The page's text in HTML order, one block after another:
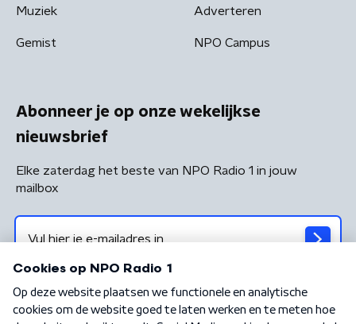
Muziek
Gemist
Adverteren
NPO Campus
Abonneer je op onze wekelijkse
nieuwsbrief
Elke zaterdag het beste van NPO Radio 1 in jouw
mailbox